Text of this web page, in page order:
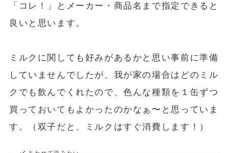
「コレ！」とメーカー・商品名まで指定できると
良いと思います。
ミルクに関しても好みがあるかと思い事前に準備
していませんでしたが、我が家の場合はどのミル
クでも飲んでくれたので、色んな種類を１缶ずつ
買っておいてもよかったのかなぁ〜と思っていま
す。（双子だと、ミルクはすぐ消費します！）